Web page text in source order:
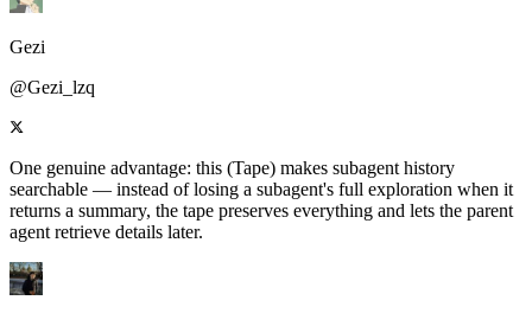
Gezi
@Gezi_lzq
One genuine advantage: this (Tape) makes subagent history
searchable — instead of losing a subagent's full exploration when it
returns a summary, the tape preserves everything and lets the parent
agent retrieve details later.